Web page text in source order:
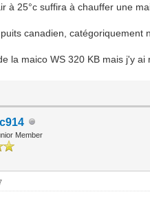
à 25°c suffira à chauffer une
canadien, catégoriquement
la maico WS 320 KB mais j'y
Member